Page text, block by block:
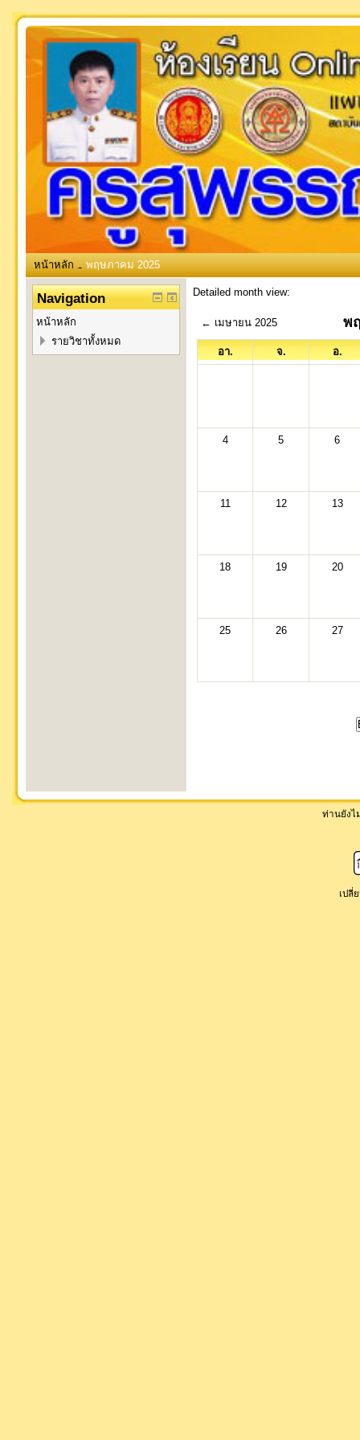
หน้าหลัก → พฤษภาคม 2025
Detailed month view:
← เมษายน 2025 พ
อา. จ. อ.
4 5 6
11 12 13
18 19 20
25 26 27
Navigation
หน้าหลัก
รายวิชาทั้งหมด
ท่านยังไ
เปลี่